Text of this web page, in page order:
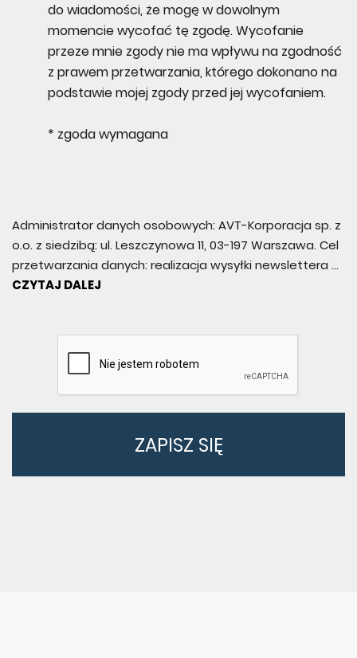
do wiadomości, że mogę w dowolnym
momencie wycofać tę zgodę. Wycofanie
przeze mnie zgody nie ma wpływu na zgodność
z prawem przetwarzania, którego dokonano na
podstawie mojej zgody przed jej wycofaniem.
* zgoda wymagana
Administrator danych osobowych: AVT-Korporacja sp. z
o.o. z siedzibą: ul. Leszczynowa 11, 03-197 Warszawa. Cel
przetwarzania danych: realizacja wysyłki newslettera ...
CZYTAJ DALEJ